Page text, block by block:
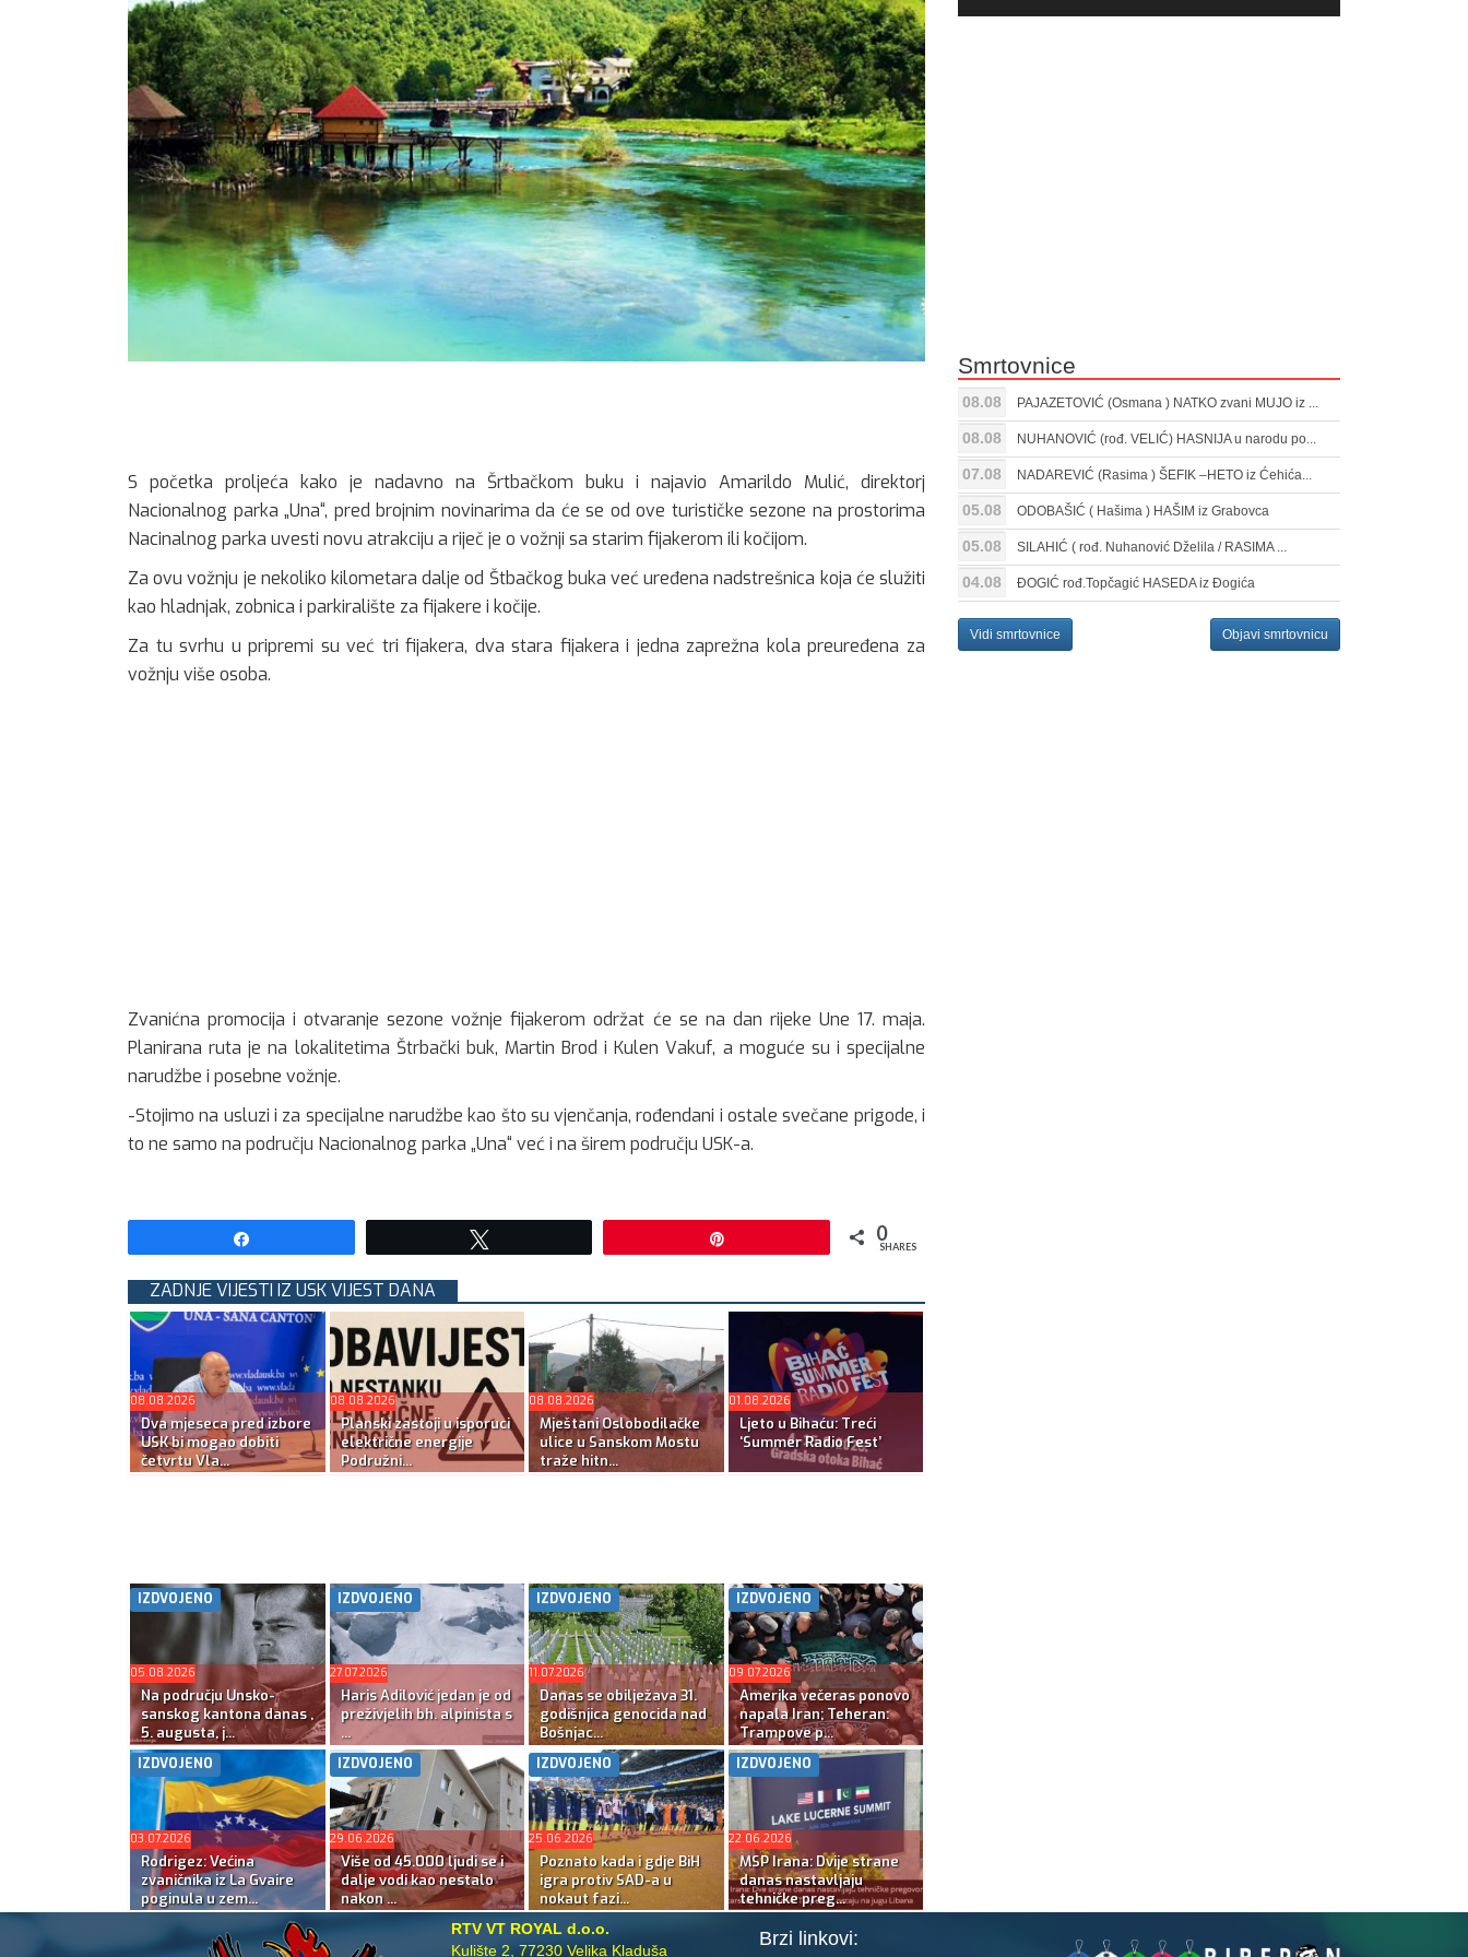
S početka proljeća kako je nadavno na Šrtbačkom buku i najavio Amarildo Mulić, direktorj
Nacionalnog parka „Una“, pred brojnim novinarima da će se od ove turističke sezone na prostorima
Nacinalnog parka uvesti novu atrakciju a riječ je o vožnji sa starim fijakerom ili kočijom.
Za ovu vožnju je nekoliko kilometara dalje od Štbačkog buka već uređena nadstrešnica koja će služiti
kao hladnjak, zobnica i parkiralište za fijakere i kočije.
Za tu svrhu u pripremi su već tri fijakera, dva stara fijakera i jedna zaprežna kola preuređena za
vožnju više osoba.
Zvanićna promocija i otvaranje sezone vožnje fijakerom održat će se na dan rijeke Une 17. maja.
Planirana ruta je na lokalitetima Štrbački buk, Martin Brod i Kulen Vakuf, a moguće su i specijalne
narudžbe i posebne vožnje.
-Stojimo na usluzi i za specijalne narudžbe kao što su vjenčanja, rođendani i ostale svečane prigode, i
to ne samo na području Nacionalnog parka „Una“ već i na širem području USK-a.
0
SHARES
ZADNJE VIJESTI IZ USK VIJEST DANA
08.08.2026
Dva mjeseca pred izbore
USK bi mogao dobiti
četvrtu Vla...
08.08.2026
Planski zastoji u isporuci
električne energije
Podružni...
08.08.2026
Mještani Oslobodilačke
ulice u Sanskom Mostu
traže hitn...
01.08.2026
Ljeto u Bihaću: Treći
‘Summer Radio Fest’
IZDVOJENO
05.08.2026
Na području Unsko-
sanskog kantona danas ,
5. augusta, j...
IZDVOJENO
27.07.2026
Haris Adilović jedan je od
preživjelih bh. alpinista s
...
IZDVOJENO
11.07.2026
Danas se obilježava 31.
godišnjica genocida nad
Bošnjac...
IZDVOJENO
09.07.2026
Amerika večeras ponovo
napala Iran; Teheran:
Trampove p...
IZDVOJENO
03.07.2026
Rodrigez: Većina
zvaničnika iz La Gvaire
poginula u zem...
IZDVOJENO
29.06.2026
Više od 45.000 ljudi se i
dalje vodi kao nestalo
nakon ...
IZDVOJENO
25.06.2026
Poznato kada i gdje BiH
igra protiv SAD-a u
nokaut fazi...
IZDVOJENO
22.06.2026
MSP Irana: Dvije strane
danas nastavljaju
tehničke preg...
Gore/Dole
Smrtovnice
08.08 PAJAZETOVIĆ (Osmana ) NATKO zvani MUJO iz ...
08.08 NUHANOVIĆ (rođ. VELIĆ) HASNIJA u narodu po...
07.08 NADAREVIĆ (Rasima ) ŠEFIK –HETO iz Ćehića...
05.08 ODOBAŠIĆ ( Hašima ) HAŠIM iz Grabovca
05.08 SILAHIĆ ( rođ. Nuhanović Dželila / RASIMA ...
04.08 ĐOGIĆ rođ.Topčagić HASEDA iz Đogića
Vidi smrtovnice Objavi smrtovnicu
RTV VT ROYAL d.o.o.
Kulište 2, 77230 Velika Kladuša
Brzi linkovi: